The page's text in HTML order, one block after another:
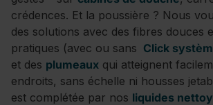
crédences. Et la poussière ? Nous
des solutions avec des fibres douces
pratiques (avec ou sans Click
et des plumeaux qui atteignent
endroits, sans échelle ni housses
est complétée par nos liquides